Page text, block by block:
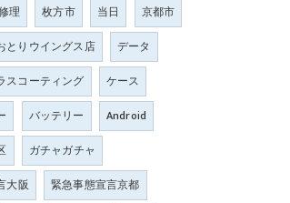
理 枚方市 当日
京都市
とりウイングス店
データ
スコーティング
ケース
バッテリー
Android
ガチャガチャ
大阪
緊急事態宣言京都